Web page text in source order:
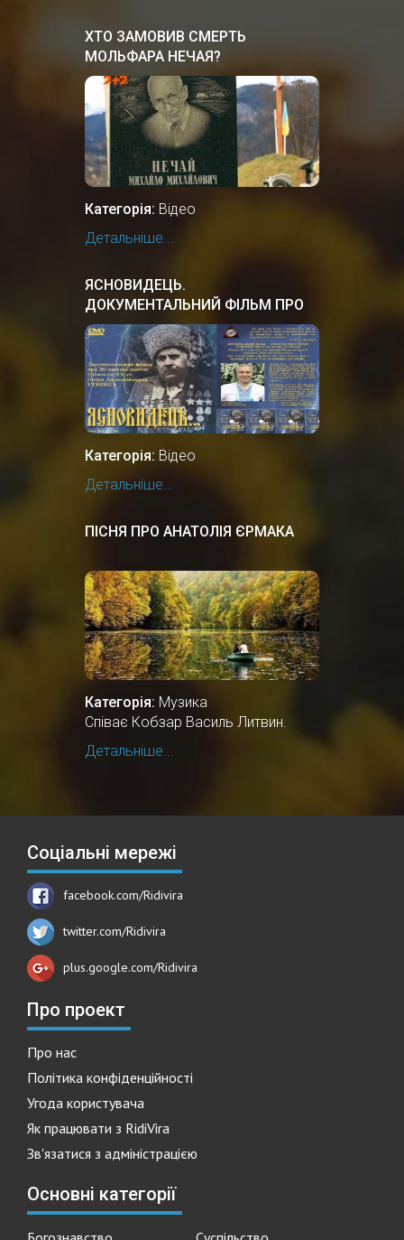
ХТО ЗАМОВИВ СМЕРТЬ
МОЛЬФАРА НЕЧАЯ?
Категорія: Відео
Детальніше...
ЯСНОВИДЕЦЬ.
ДОКУМЕНТАЛЬНИЙ ФIЛЬМ ПРО
УКРАЇНСЬКОГО ЦІЛИТЕЛЯ.
Категорія: Відео
Детальніше...
ПІСНЯ ПРО АНАТОЛІЯ ЄРМАКА
Категорія: Музика
Співає Кобзар Василь Литвин.
Детальніше...
Соціальні мережі
facebook.com/Ridivira
twitter.com/Ridivira
plus.google.com/Ridivira
Про проект
Про нас
Політика конфіденційності
Угода користувача
Як працювати з RidiVira
Зв'язатися з адміністрацією
Основні категорії